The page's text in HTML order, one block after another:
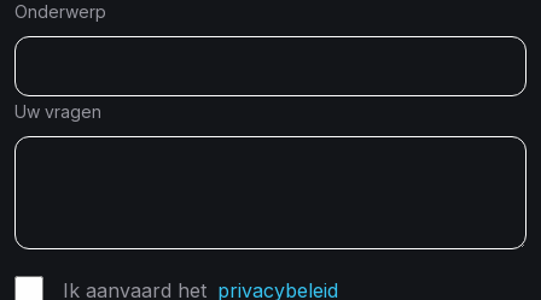
Onderwerp
Uw vragen
Ik aanvaard het privacybeleid